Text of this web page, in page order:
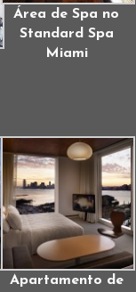
Área de Spa no
Standard Spa
Miami
Apartamento de